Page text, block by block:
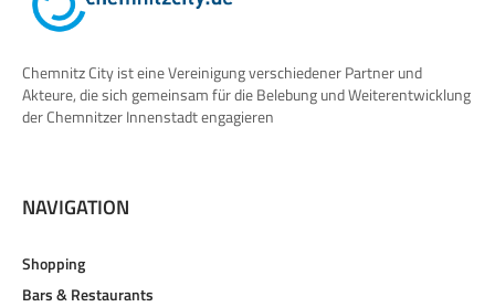
Chemnitz City ist eine Vereinigung verschiedener Partner und
Akteure, die sich gemeinsam für die Belebung und Weiterentwicklung
der Chemnitzer Innenstadt engagieren
NAVIGATION
Shopping
Bars & Restaurants